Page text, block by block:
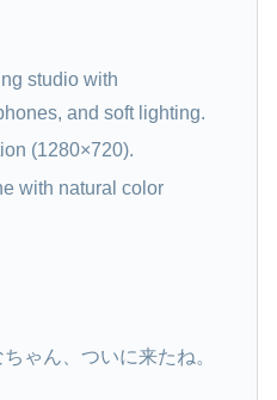
studio with
and soft lighting.
(1280×720).
with natural color
ゃん、ついに来たね。